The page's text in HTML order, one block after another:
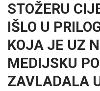
STOŽERU
IŠLO U
KOJA JE UZ
MEDIJSKU
ZAVLADALA